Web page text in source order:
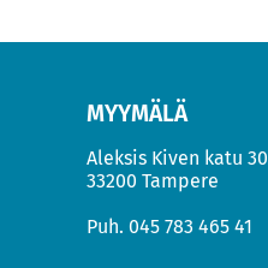
MYYMÄLÄ
Aleksis Kiven katu 30
33200 Tampere
Puh. 045 783 465 41